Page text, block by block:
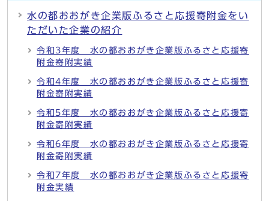
水の都おおがき企業版ふるさと応援寄附金をい
ただいた企業の紹介
令和3年度 水の都おおがき企業版ふるさと応援寄
附金寄附実績
令和4年度 水の都おおがき企業版ふるさと応援寄
附金寄附実績
令和5年度 水の都おおがき企業版ふるさと応援寄
附金寄附実績
令和6年度 水の都おおがき企業版ふるさと応援寄
附金寄附実績
令和7年度 水の都おおがき企業版ふるさと応援寄
附金実績